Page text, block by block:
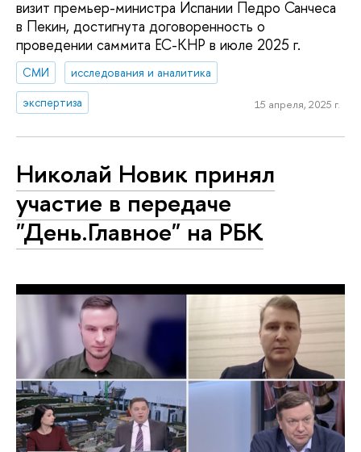
визит премьер-министра Испании Педро Санчеса
в Пекин, достигнута договоренность о
проведении саммита ЕС-КНР в июле 2025 г.
СМИ
исследования и аналитика
экспертиза
15 апреля, 2025 г.
Николай Новик принял
участие в передаче
"День.Главное" на РБК